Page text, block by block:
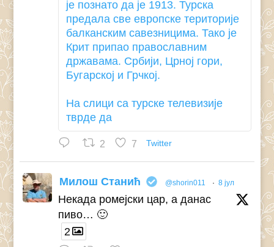
је познато да је 1913. Турска
предала све европске територије
балканским савезницима. Тако је
Крит припао православним
државама. Србији, Црној гори,
Бугарској и Грчкој.
На слици са турске телевизије
тврде да
2 7 Twitter
Милош Станић @shorin011 · 8 јул
Некада ромејски цар, а данас
пиво… 🙂
2